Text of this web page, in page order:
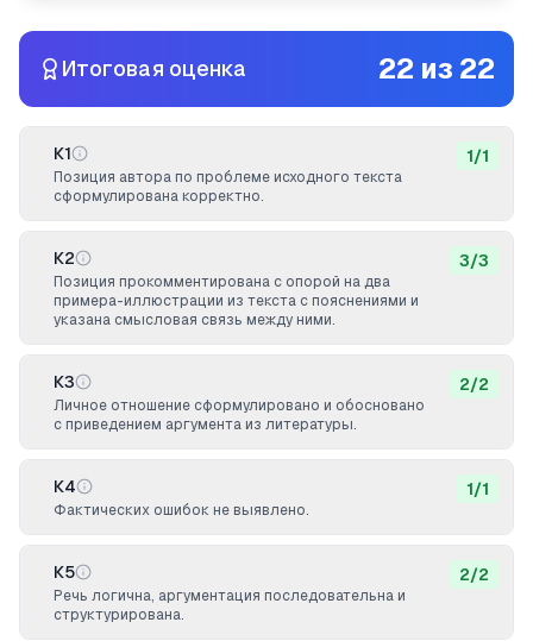
Итоговая оценка 22 из 22
К1
Позиция автора по проблеме исходного текста
сформулирована корректно.
1/1
К2
Позиция прокомментирована с опорой на два
примера-иллюстрации из текста с пояснениями и
указана смысловая связь между ними.
3/3
К3
Личное отношение сформулировано и обосновано
с приведением аргумента из литературы.
2/2
К4
Фактических ошибок не выявлено.
1/1
К5
Речь логична, аргументация последовательна и
структурирована.
2/2